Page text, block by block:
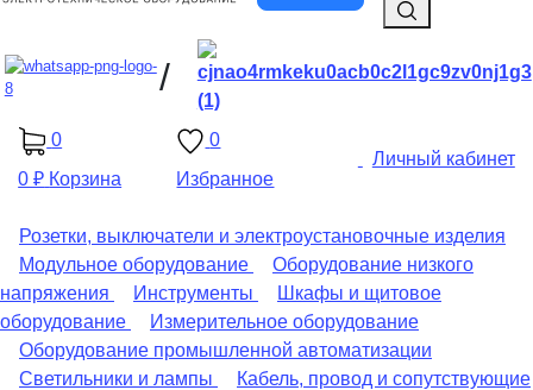
/
0
0 ₽ Корзина
Личный кабинет
0
Избранное
Розетки, выключатели и электроустановочные изделия
Модульное оборудование
Оборудование низкого
напряжения
Инструменты
Шкафы и щитовое
оборудование
Измерительное оборудование
Оборудование промышленной автоматизации
Светильники и лампы
Кабель, провод и сопутствующие